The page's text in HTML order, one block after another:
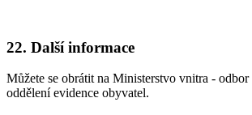
22. Další informace
Můžete se obrátit na Ministerstvo vnitra -
oddělení evidence obyvatel.